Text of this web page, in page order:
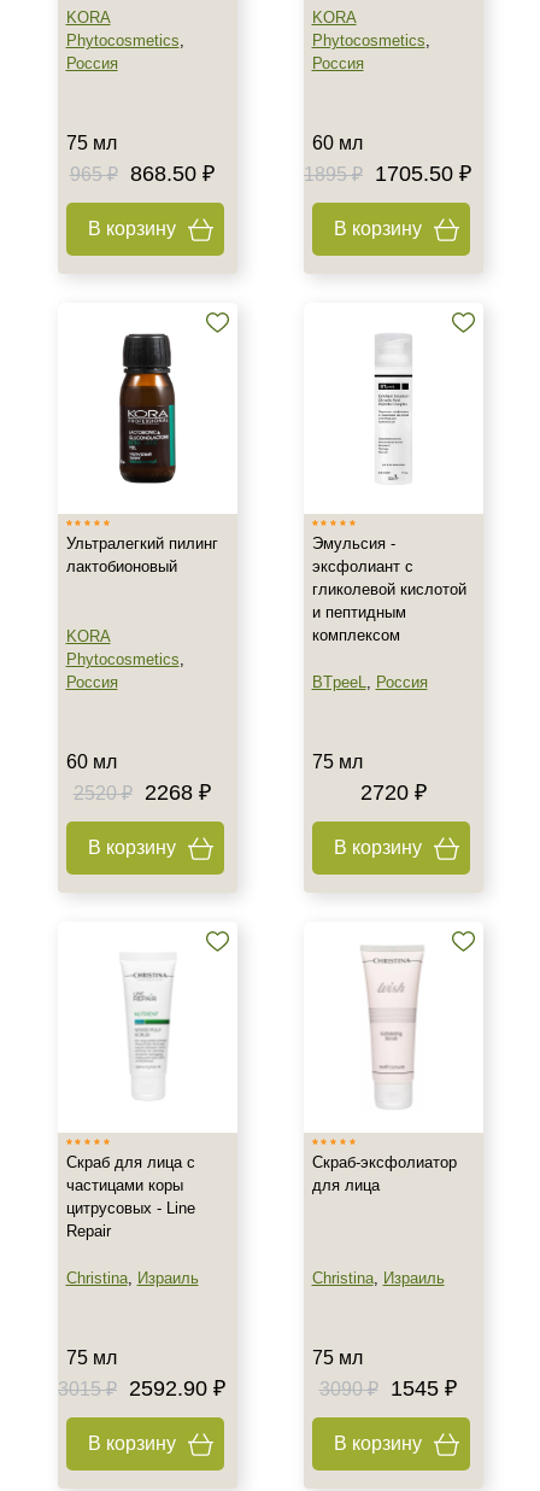
Любой возраст (от 18 лет)
После 20
Восстановление
Обезжиривание
Гиперкератоз
Гиперпигментация
Гладкость
Обновление клеток
Область применения
Лицо
Тело
Витамин C
Растительные экстракты
Показать еще
Время применения
Ежедневный
Для женщин
Процедура
KORA
Phytocosmetics,
Россия
75 мл
965 ₽
868.50 ₽
В корзину
KORA
Phytocosmetics,
Россия
60 мл
1895 ₽
1705.50 ₽
В корзину
Ультралегкий пилинг
лактобионовый
KORA
Phytocosmetics,
Россия
60 мл
2520 ₽
2268 ₽
В корзину
Эмульсия -
эксфолиант с
гликолевой кислотой
и пептидным
комплексом
BTpeeL, Россия
75 мл
2720 ₽
В корзину
Скраб для лица с
частицами коры
цитрусовых - Line
Repair
Christina, Израиль
75 мл
3015 ₽
2592.90 ₽
В корзину
Скраб-эксфолиатор
для лица
Christina, Израиль
75 мл
3090 ₽
1545 ₽
В корзину